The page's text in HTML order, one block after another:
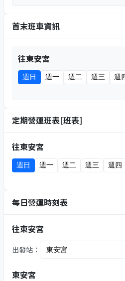
首末班車資訊
往東安宮
週日 週一 週二 週三 週
定期營運班表[班表]
往東安宮
週日 週一 週二 週三 週四
每日營運時刻表
往東安宮
出發站：
東安宮